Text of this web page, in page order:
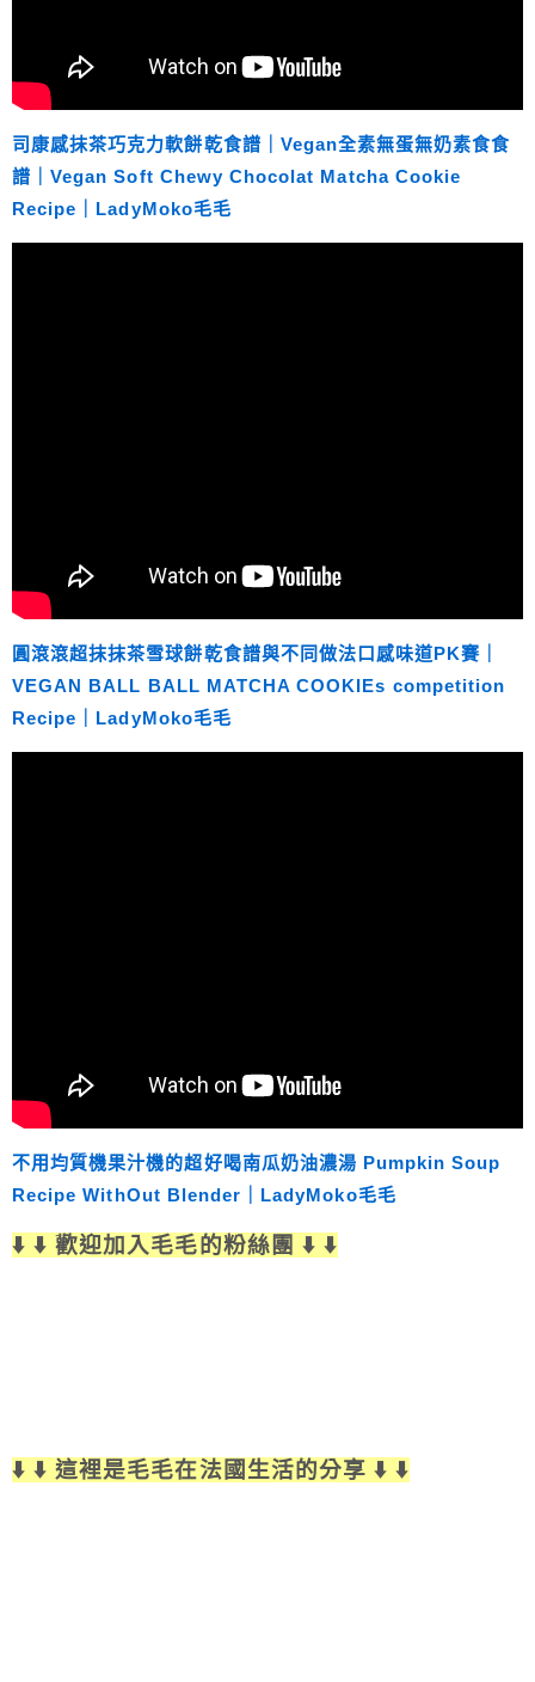
司康感抹茶巧克力軟餅乾食譜｜Vegan全素無蛋無奶素食食
譜｜Vegan Soft Chewy Chocolat Matcha Cookie
Recipe｜LadyMoko毛毛
圓滾滾超抹抹茶雪球餅乾食譜與不同做法口感味道PK賽｜
VEGAN BALL BALL MATCHA COOKIEs competition
Recipe｜LadyMoko毛毛
不用均質機果汁機的超好喝南瓜奶油濃湯 Pumpkin Soup
Recipe WithOut Blender｜LadyMoko毛毛
⬇️ ⬇️ 歡迎加入毛毛的粉絲團 ⬇️ ⬇️
⬇️ ⬇️ 這裡是毛毛在法國生活的分享 ⬇️ ⬇️